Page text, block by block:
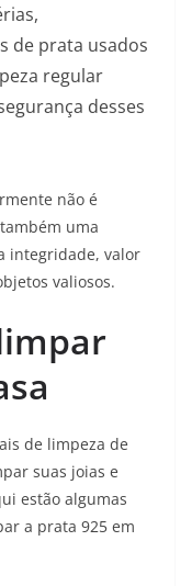
de prata usados
regular
desses
não é
uma
integridade, valor
valiosos.
de limpeza de
suas joias e
estão algumas
a prata 925 em